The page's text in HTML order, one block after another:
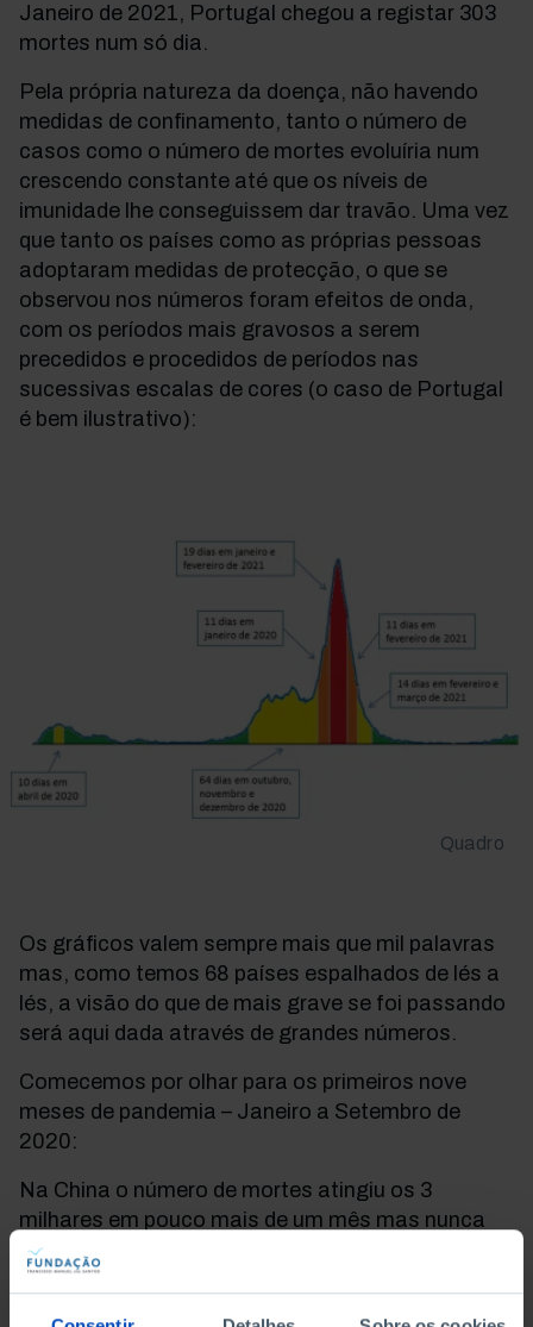
Janeiro de 2021, Portugal chegou a registar 303
mortes num só dia.
Pela própria natureza da doença, não havendo
medidas de confinamento, tanto o número de
casos como o número de mortes evoluíria num
crescendo constante até que os níveis de
imunidade lhe conseguissem dar travão. Uma vez
que tanto os países como as próprias pessoas
adoptaram medidas de protecção, o que se
observou nos números foram efeitos de onda,
com os períodos mais gravosos a serem
precedidos e procedidos de períodos nas
sucessivas escalas de cores (o caso de Portugal
é bem ilustrativo):
Quadro
Os gráficos valem sempre mais que mil palavras
mas, como temos 68 países espalhados de lés a
lés, a visão do que de mais grave se foi passando
será aqui dada através de grandes números.
Comecemos por olhar para os primeiros nove
meses de pandemia – Janeiro a Setembro de
2020:
Na China o número de mortes atingiu os 3
milhares em pouco mais de um mês mas nunca
chegou a escalar para todo o país e, face aos
seus bilião e meio de habitantes, na nossa escala